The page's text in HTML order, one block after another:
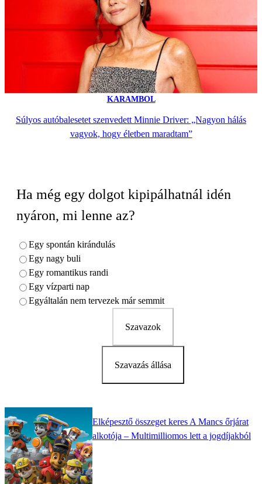
KARAMBOL
Súlyos autóbalesetet szenvedett Minnie Driver: „Nagyon hálás
vagyok, hogy életben maradtam”
Ha még egy dolgot kipipálhatnál idén
nyáron, mi lenne az?
Egy spontán kirándulás
Egy nagy buli
Egy romantikus randi
Egy vízparti nap
Egyáltalán nem tervezek már semmit
Szavazok
Szavazás állása
Elképesztő összeget keres A Mancs őrjárat
alkotója – Multimilliomos lett a jogdíjakból